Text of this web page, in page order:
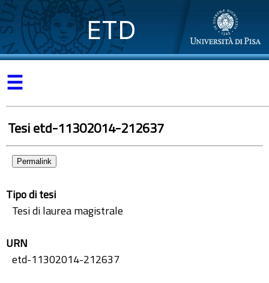
ETD
☰
Tesi etd-11302014-212637
Permalink
Tipo di tesi
Tesi di laurea magistrale
URN
etd-11302014-212637